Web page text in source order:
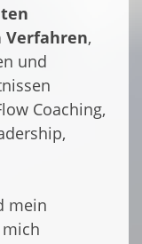
,
und
Coaching,
mein